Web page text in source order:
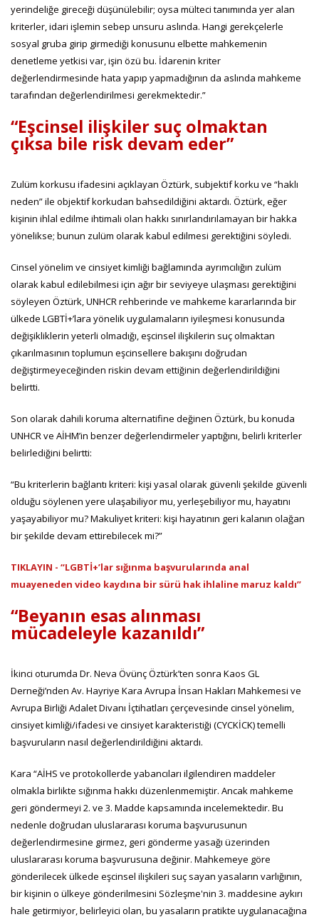
yerindeliğe gireceği düşünülebilir; oysa mülteci tanımında yer alan
kriterler, idari işlemin sebep unsuru aslında. Hangi gerekçelerle
sosyal gruba girip girmediği konusunu elbette mahkemenin
denetleme yetkisi var, işin özü bu. İdarenin kriter
değerlendirmesinde hata yapıp yapmadığının da aslında mahkeme
tarafından değerlendirilmesi gerekmektedir.”
“Eşcinsel ilişkiler suç olmaktan
çıksa bile risk devam eder”
Zulüm korkusu ifadesini açıklayan Öztürk, subjektif korku ve “haklı
neden” ile objektif korkudan bahsedildiğini aktardı. Öztürk, eğer
kişinin ihlal edilme ihtimali olan hakkı sınırlandırılamayan bir hakka
yönelikse; bunun zulüm olarak kabul edilmesi gerektiğini söyledi.
Cinsel yönelim ve cinsiyet kimliği bağlamında ayrımcılığın zulüm
olarak kabul edilebilmesi için ağır bir seviyeye ulaşması gerektiğini
söyleyen Öztürk, UNHCR rehberinde ve mahkeme kararlarında bir
ülkede LGBTİ+’lara yönelik uygulamaların iyileşmesi konusunda
değişikliklerin yeterli olmadığı, eşcinsel ilişkilerin suç olmaktan
çıkarılmasının toplumun eşcinsellere bakışını doğrudan
değiştirmeyeceğinden riskin devam ettiğinin değerlendirildiğini
belirtti.
Son olarak dahili koruma alternatifine değinen Öztürk, bu konuda
UNHCR ve AİHM’in benzer değerlendirmeler yaptığını, belirli kriterler
belirlediğini belirtti:
“Bu kriterlerin bağlantı kriteri: kişi yasal olarak güvenli şekilde güvenli
olduğu söylenen yere ulaşabiliyor mu, yerleşebiliyor mu, hayatını
yaşayabiliyor mu? Makuliyet kriteri: kişi hayatının geri kalanın olağan
bir şekilde devam ettirebilecek mi?”
TIKLAYIN - “LGBTİ+’lar sığınma başvurularında anal
muayeneden video kaydına bir sürü hak ihlaline maruz kaldı”
“Beyanın esas alınması
mücadeleyle kazanıldı”
İkinci oturumda Dr. Neva Övünç Öztürk’ten sonra Kaos GL
Derneği’nden Av. Hayriye Kara Avrupa İnsan Hakları Mahkemesi ve
Avrupa Birliği Adalet Divanı İçtihatları çerçevesinde cinsel yönelim,
cinsiyet kimliği/ifadesi ve cinsiyet karakteristiği (CYCKİCK) temelli
başvuruların nasıl değerlendirildiğini aktardı.
Kara “AİHS ve protokollerde yabancıları ilgilendiren maddeler
olmakla birlikte sığınma hakkı düzenlenmemiştir. Ancak mahkeme
geri göndermeyi 2. ve 3. Madde kapsamında incelemektedir. Bu
nedenle doğrudan uluslararası koruma başvurusunun
değerlendirmesine girmez, geri gönderme yasağı üzerinden
uluslararası koruma başvurusuna değinir. Mahkemeye göre
gönderilecek ülkede eşcinsel ilişkileri suç sayan yasaların varlığının,
bir kişinin o ülkeye gönderilmesini Sözleşme'nin 3. maddesine aykırı
hale getirmiyor, belirleyici olan, bu yasaların pratikte uygulanacağına